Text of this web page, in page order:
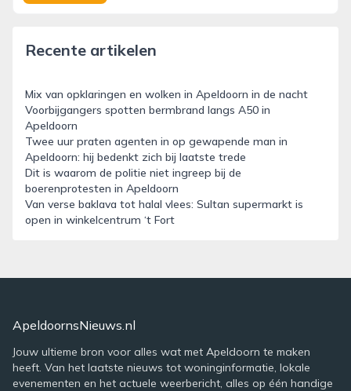
Recente artikelen
Mix van opklaringen en wolken in Apeldoorn in de nacht
Voorbijgangers spotten bermbrand langs A50 in
Apeldoorn
Twee uur praten agenten in op gewapende man in
Apeldoorn: hij bedenkt zich bij laatste trede
Dit is waarom de politie niet ingreep bij de
boerenprotesten in Apeldoorn
Van verse baklava tot halal vlees: Sultan supermarkt is
open in winkelcentrum ‘t Fort
ApeldoornsNieuws.nl
Jouw ultieme bron voor alles wat met Apeldoorn te maken
heeft. Van het laatste nieuws tot woninginformatie, lokale
evenementen en het actuele weerbericht, alles op één handige